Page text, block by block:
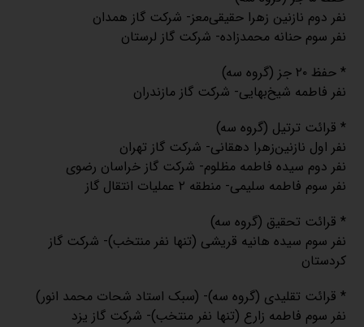
نفر دوم نازنین زهرا حقیقی‌معز- شرکت گاز همدان
نفر سوم حنانه محمدزاده- شرکت گاز لرستان
* حفظ ۲۰ جز (گروه سه)
نفر فاطمه شیخ‌بهایی- شرکت گاز مازندران
* قرائت ترتیل (گروه سه)
نفر اول نازنین‌زهرا دهقانی- شرکت گاز تهران
نفر دوم سیده فاطمه مظلوم- شرکت گاز خراسان رضوی
نفر سوم فاطمه سلیمی- منطقه ۲ عملیات انتقال گاز
* قرائت تحقیق (گروه سه)
نفر سوم سیده هانیه قریشی (تنها نفر منتخب)- شرکت گاز
کردستان
* قرائت تقلیدی (گروه سه)- (سبک استاد شحات محمد انور)
نفر سوم فاطمه زارع (تنها نفر منتخب)- شرکت گاز یزد